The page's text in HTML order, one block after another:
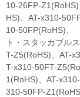
10-26FP-
HS)、AT-x310-
10-50FP(RoHS)、
ト・スタッカブル
T-Z5(RoHS)、AT-
T-x310-50FT-
1(RoHS)、AT-
310-50FP-